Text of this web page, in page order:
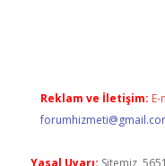
Reklam ve İletişim: E-
Yasal Uyarı: Sitemiz,